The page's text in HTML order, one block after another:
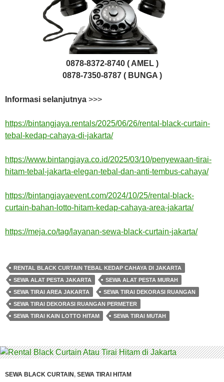
0878-8372-8740 ( AMEL )
0878-7350-8787 ( BUNGA )
Informasi selanjutnya >>>
https://bintangjaya.rentals/2025/06/26/rental-black-curtain-
tebal-kedap-cahaya-di-jakarta/
https://www.bintangjaya.co.id/2025/03/10/penyewaan-tirai-
hitam-tebal-jakarta-elegan-tebal-dan-anti-tembus-cahaya/
https://bintangjayaevent.com/2024/10/25/rental-black-
curtain-bahan-lotto-hitam-kedap-cahaya-area-jakarta/
https://meja.co/tag/layanan-sewa-black-curtain-jakarta/
RENTAL BLACK CURTAIN TEBAL KEDAP CAHAYA DI JAKARTA
SEWA ALAT PESTA JAKARTA
SEWA ALAT PESTA MURAH
SEWA TIRAI AREA JAKARTA
SEWA TIRAI DEKORASI RUANGAN
SEWA TIRAI DEKORASI RUANGAN PERMETER
SEWA TIRAI KAIN LOTTO HITAM
SEWA TIRAI MUTAH
SEWA BLACK CURTAIN, SEWA TIRAI HITAM